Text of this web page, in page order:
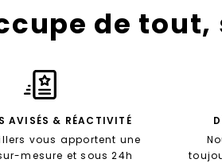
de
AVISÉS & RÉACTIVITÉ
vous apportent une
mesure et sous 24h